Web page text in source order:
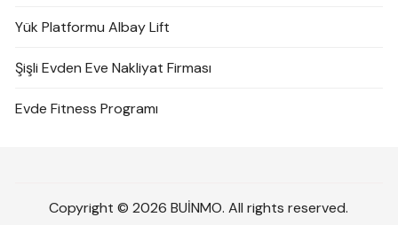
Yük Platformu Albay Lift
Şişli Evden Eve Nakliyat Firması
Evde Fitness Programı
Copyright © 2026 BUİNMO. All rights reserved.